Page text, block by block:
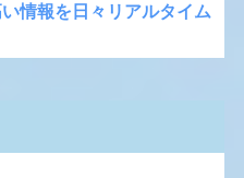
情報を日々リアルタイム